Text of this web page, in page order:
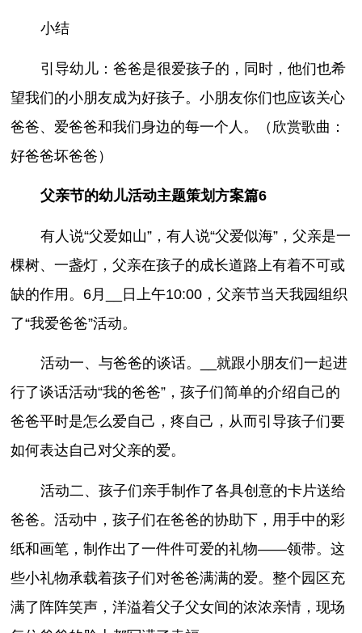
小结
引导幼儿：爸爸是很爱孩子的，同时，他们也希
望我们的小朋友成为好孩子。小朋友你们也应该关心
爸爸、爱爸爸和我们身边的每一个人。（欣赏歌曲：
好爸爸坏爸爸）
父亲节的幼儿活动主题策划方案篇6
有人说“父爱如山”，有人说“父爱似海”，父亲是一
棵树、一盏灯，父亲在孩子的成长道路上有着不可或
缺的作用。6月__日上午10:00，父亲节当天我园组织
了“我爱爸爸”活动。
活动一、与爸爸的谈话。__就跟小朋友们一起进
行了谈话活动“我的爸爸”，孩子们简单的介绍自己的
爸爸平时是怎么爱自己，疼自己，从而引导孩子们要
如何表达自己对父亲的爱。
活动二、孩子们亲手制作了各具创意的卡片送给
爸爸。活动中，孩子们在爸爸的协助下，用手中的彩
纸和画笔，制作出了一件件可爱的礼物——领带。这
些小礼物承载着孩子们对爸爸满满的爱。整个园区充
满了阵阵笑声，洋溢着父子父女间的浓浓亲情，现场